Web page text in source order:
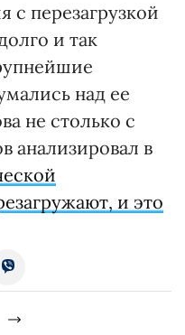
с перезагрузкой
и так
над ее
не столько с
анализировал в
и это